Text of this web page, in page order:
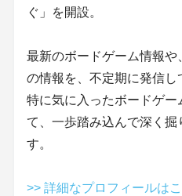
ぐ」を開設。
最新のボードゲーム情報や
の情報を、不定期に発信し
特に気に入ったボードゲー
て、一歩踏み込んで深く掘
す。
>> 詳細なプロフィールは